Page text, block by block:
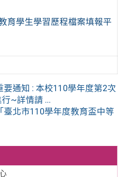
育學生學習歷程檔案填報平
要通知 : 本校110學年度第2次
~詳情請 ...
「臺北市110學年度教育盃中等